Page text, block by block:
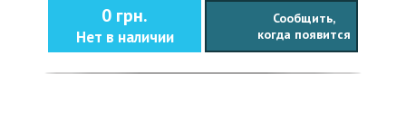
0 грн.
Нет в наличии
Сообщить,
когда появится